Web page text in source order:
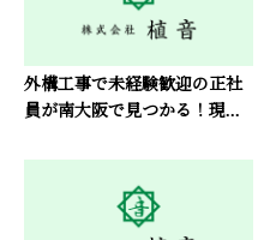
外構工事で未経験歓迎の正社
員が南大阪で見つかる！現...